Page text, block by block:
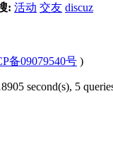
: 活动 交友 discuz
备09079540号 )
second(s), 5